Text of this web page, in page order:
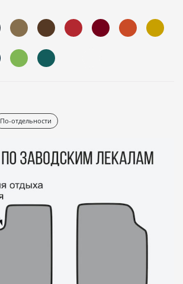
По-отдельности